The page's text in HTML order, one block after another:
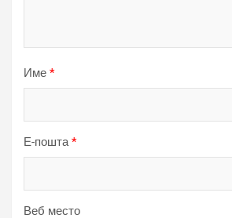
Име *
Е-пошта*
Веб место